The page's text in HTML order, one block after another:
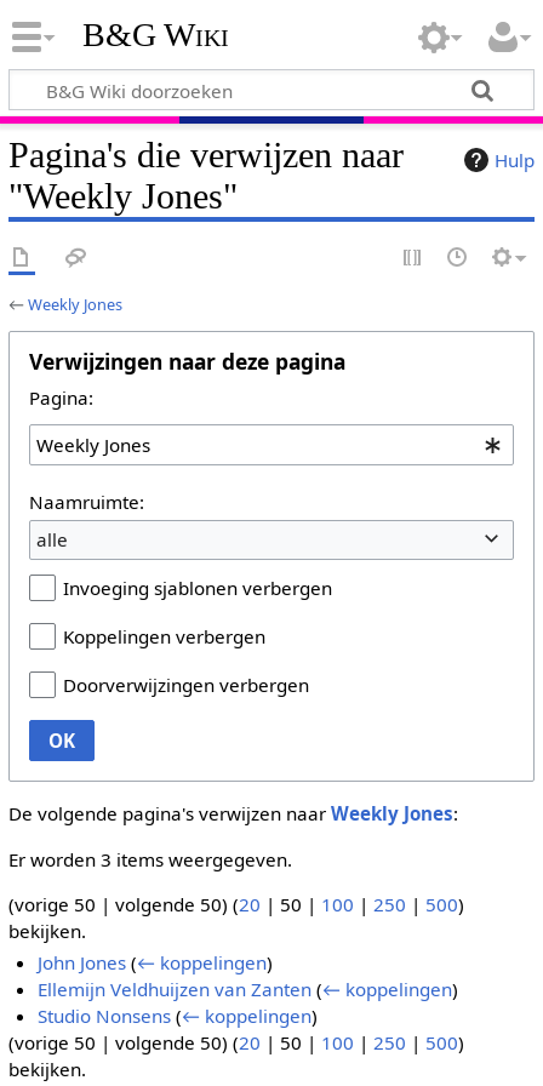
B&G Wiki
Hulp
Pagina's die verwijzen naar
"Weekly Jones"
←Weekly Jones
Verwijzingen naar deze pagina
Pagina:
Naamruimte:
alle
Invoeging sjablonen verbergen
Koppelingen verbergen
Doorverwijzingen verbergen
OK
De volgende pagina's verwijzen naar Weekly Jones:
Er worden 3 items weergegeven.
(vorige 50 | volgende 50) (20 | 50 | 100 | 250 | 500)
bekijken.
John Jones (← koppelingen)
Ellemijn Veldhuijzen van Zanten (← koppelingen)
Studio Nonsens (← koppelingen)
(vorige 50 | volgende 50) (20 | 50 | 100 | 250 | 500)
bekijken.